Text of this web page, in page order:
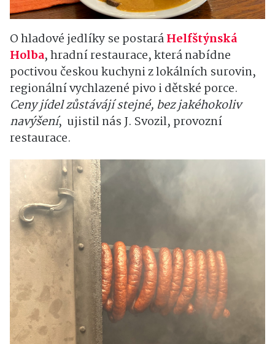
O hladové jedlíky se postaráHelfštýnská
Holba, hradní restaurace, která nabídne
poctivou českou kuchyni z lokálních surovin,
regionální vychlazené pivo i dětské porce.
Ceny jídel zůstávájí stejné, bez jakéhokoliv
navýšení, ujistil nás J. Svozil, provozní
restaurace.